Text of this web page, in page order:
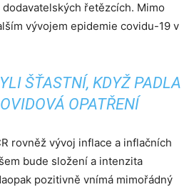
řetězcích. Mimo
vývojem epidemie covidu-19 v
ŠŤASTNÍ, KDYŽ PADLA
OPATŘENÍ
rovněž vývoj inflace a inflačních
bude složení a intenzita
pozitivně vnímá mimořádný